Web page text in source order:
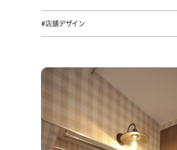
#店舗デザイン